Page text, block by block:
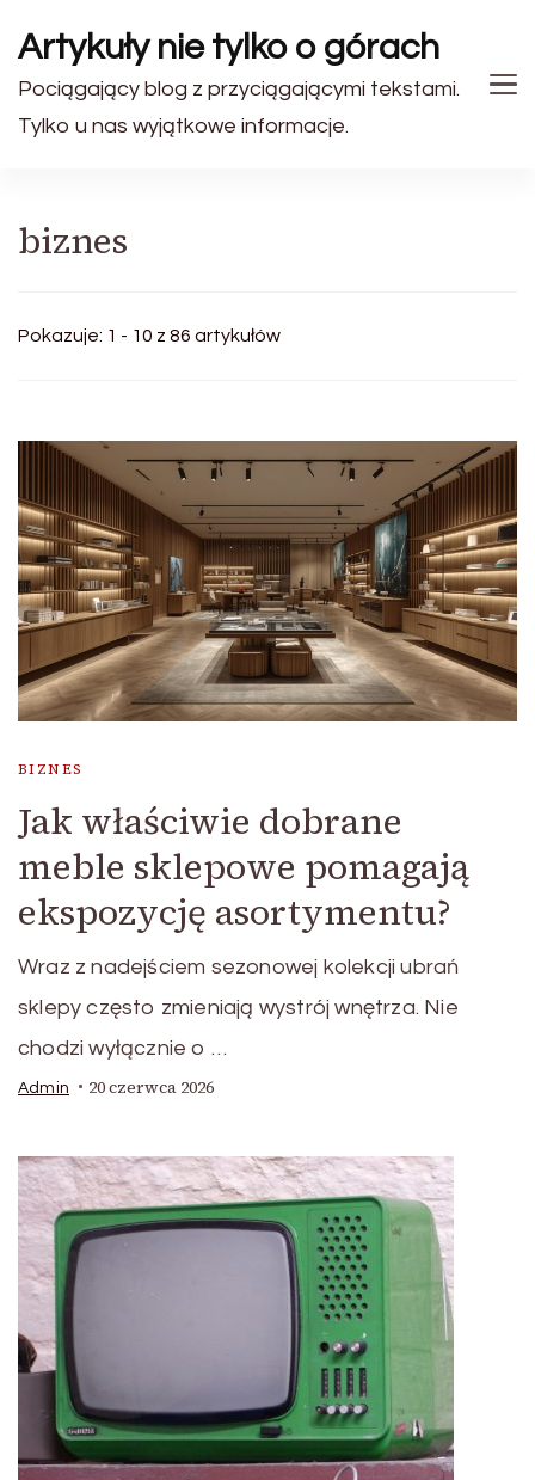
Artykuły nie tylko o górach
Pociągający blog z przyciągającymi tekstami.
Tylko u nas wyjątkowe informacje.
biznes
Pokazuje: 1 - 10 z 86 artykułów
BIZNES
Jak właściwie dobrane
meble sklepowe pomagają
ekspozycję asortymentu?
Wraz z nadejściem sezonowej kolekcji ubrań
sklepy często zmieniają wystrój wnętrza. Nie
chodzi wyłącznie o …
Admin 20 czerwca 2026